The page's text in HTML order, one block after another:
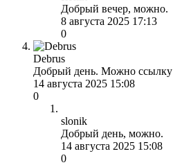
Добрый вечер, можно.
8 августа 2025 17:13
0
Debrus
Добрый день. Можно ссылку
14 августа 2025 15:08
0
slonik
Добрый день, можно.
14 августа 2025 15:08
0